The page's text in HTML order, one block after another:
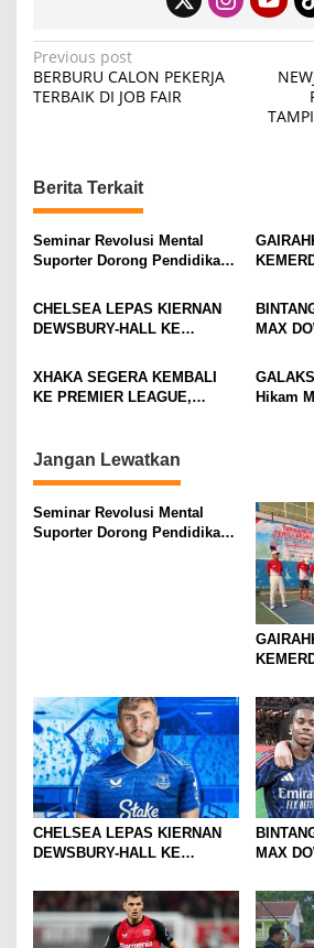
P
o
n
a
v
g
a
t
i
n
Previous post
BERBURU CALON PEKERJA
TERBAIK DI JOB FAIR
Berita Terkait
Seminar Revolusi Mental
Suporter Dorong Pendidikan
CHELSEA LEPAS KIERNAN
DEWSBURY-HALL KE
SANG GELANDANG DIMULAI
MAX
XHAKA SEGERA KEMBALI
KE PREMIER LEAGUE,
Hikam
Jangan Lewatkan
Seminar Revolusi Mental
Suporter Dorong Pendidikan
CHELSEA LEPAS KIERNAN
DEWSBURY-HALL KE
SANG GELANDANG DIMULAI
MAX